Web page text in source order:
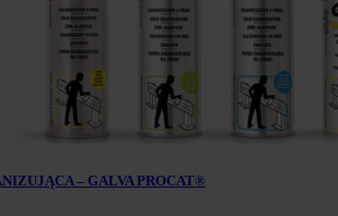
– GALVA PROCAT®